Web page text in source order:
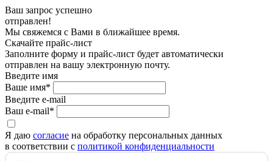
Ваш запрос успешно
отправлен!
Мы свяжемся с Вами в ближайшее время.
Скачайте прайс-лист
Заполните форму и прайс-лист будет автоматически
отправлен на вашу электронную почту.
Введите имя
Ваше имя*
Введите e-mail
Ваш e-mail*
Я даю согласие на обработку персональных данных
в соответствии с политикой конфиденциальности